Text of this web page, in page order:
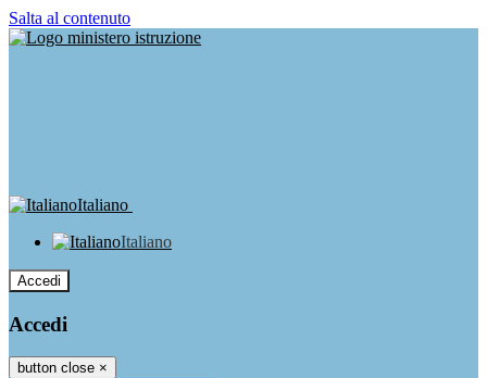
Salta al contenuto
Italiano
Italiano
Accedi
Accedi
button close ×